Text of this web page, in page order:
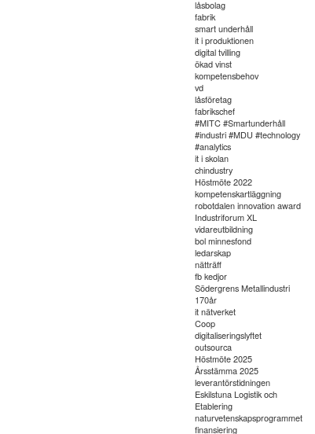
låsbolag
fabrik
smart underhåll
it i produktionen
digital tvilling
ökad vinst
kompetensbehov
vd
låsföretag
fabrikschef
#MITC #Smartunderhåll
#industri #MDU #technology
#analytics
it i skolan
chindustry
Höstmöte 2022
kompetenskartläggning
robotdalen innovation award
Industriforum XL
vidareutbildning
bol minnesfond
ledarskap
nätträff
fb kedjor
Södergrens Metallindustri
170år
it nätverket
Coop
digitaliseringslyftet
outsourca
Höstmöte 2025
Årsstämma 2025
leverantörstidningen
Eskilstuna Logistik och
Etablering
naturvetenskapsprogrammet
finansiering